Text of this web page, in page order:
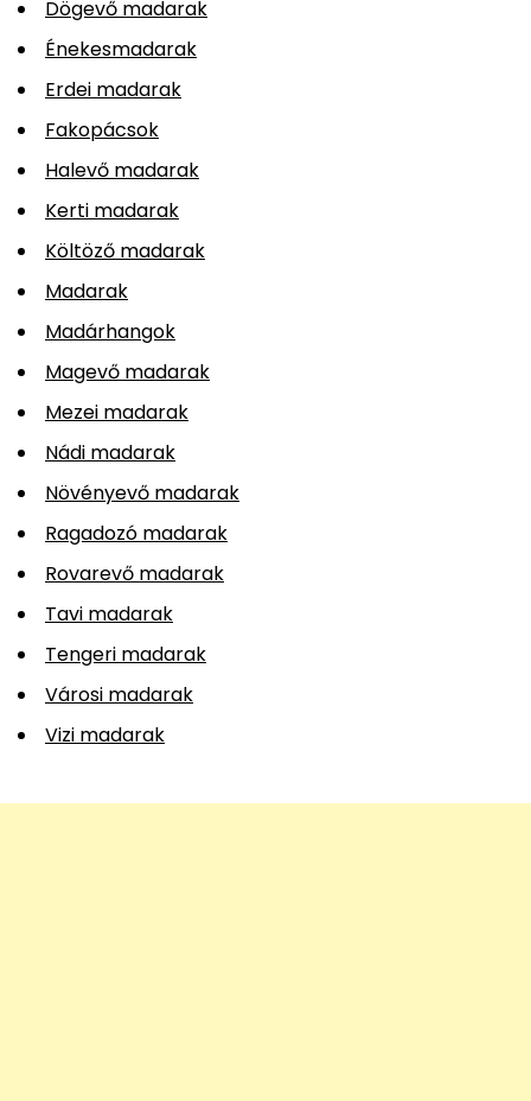
Dögevő madarak
Énekesmadarak
Erdei madarak
Fakopácsok
Halevő madarak
Kerti madarak
Költöző madarak
Madarak
Madárhangok
Magevő madarak
Mezei madarak
Nádi madarak
Növényevő madarak
Ragadozó madarak
Rovarevő madarak
Tavi madarak
Tengeri madarak
Városi madarak
Vizi madarak